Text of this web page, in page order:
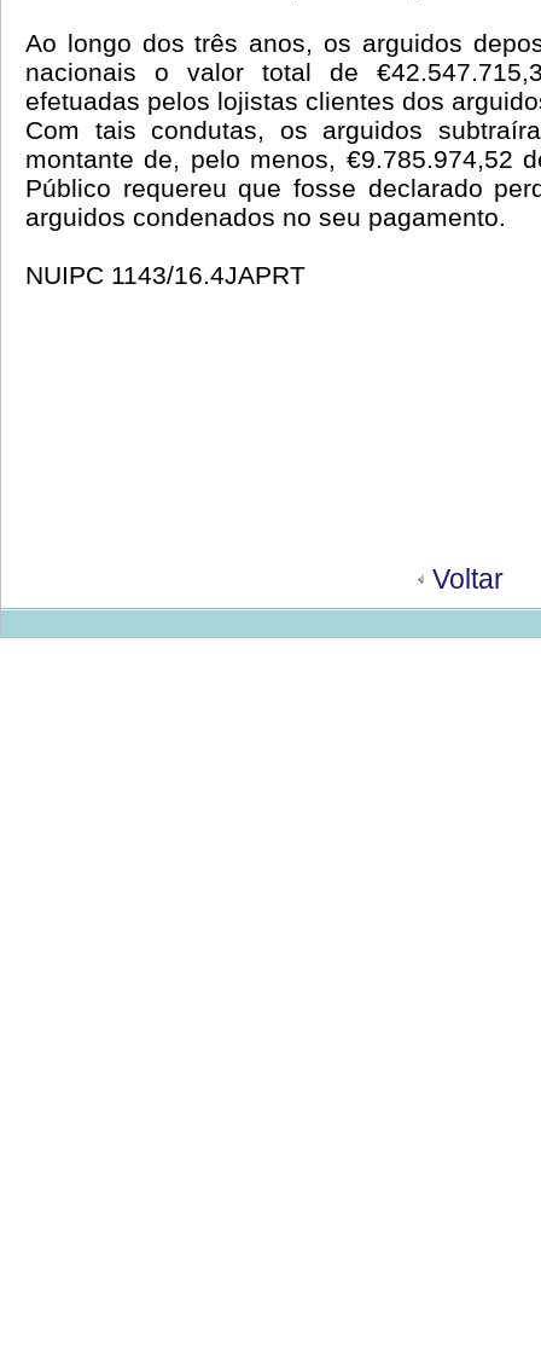
Ao longo dos três anos, os arguidos
nacionais o valor total de
efetuadas pelos lojistas clientes dos
Com tais condutas, os arguidos
montante de, pelo menos, €9.785.974,52
Público requereu que fosse declarado
arguidos condenados no seu pagamento.
NUIPC 1143/16.4JAPRT
Voltar